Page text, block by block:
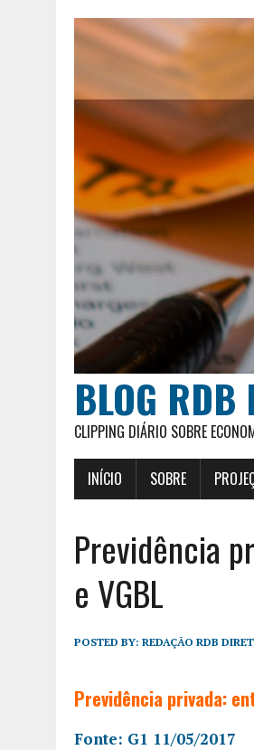
BLOG RDB
CLIPPING DIÁRIO SOBRE
INÍCIO SOBRE
Previdência
e VGBL
POSTED BY: REDAÇÃO RDB
Previdência privada:
Fonte: G1 11/05/2017